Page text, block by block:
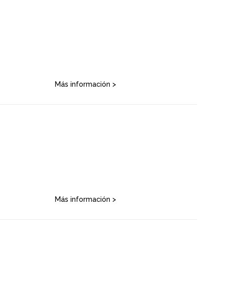
Más información >
Más información >